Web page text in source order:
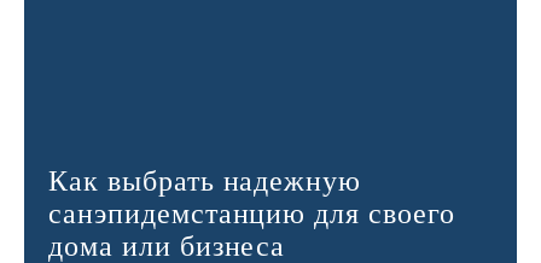
Как выбрать надежную
санэпидемстанцию для своего
дома или бизнеса